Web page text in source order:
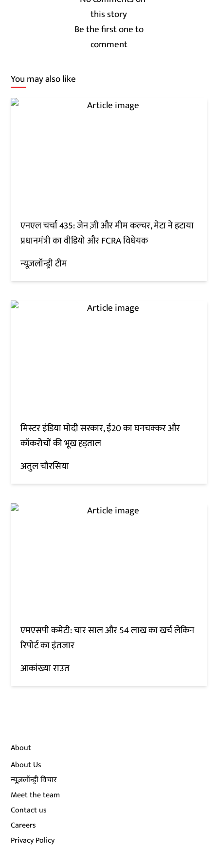
Be the first one to
comment
You may also like
एनएल चर्चा 435: जेन ज़ी और मीम कल्चर, मेटा ने हटाया
प्रधानमंत्री का वीडियो और FCRA विधेयक
न्यूज़लॉन्ड्री टीम
मिस्टर इंडिया मोदी सरकार, ई20 का घनचक्कर और
कॉकरोचों की भूख हड़ताल
अतुल चौरसिया
एमएसपी कमेटी: चार साल और 54 लाख का खर्च लेकिन
रिपोर्ट का इंतजार
आकांख्या राउत
About
About Us
न्यूज़लॉन्ड्री विचार
Meet the team
Contact us
Careers
Privacy Policy